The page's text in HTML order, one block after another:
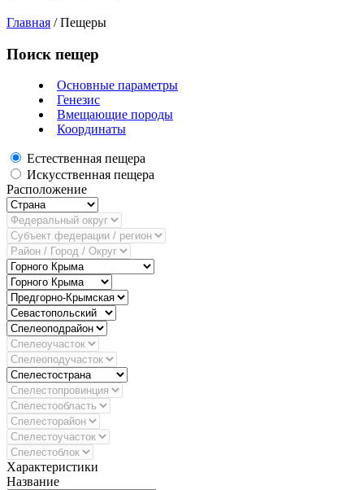
Главная / Пещеры
Поиск пещер
Основные параметры
Генезис
Вмещающие породы
Координаты
Естественная пещера
Искусственная пещера
Расположение
Характеристики
Название